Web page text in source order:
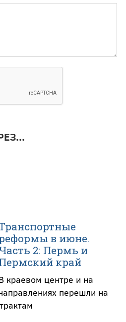
в июне.
2: Пермь и
край
краевом центре и на
перешли на